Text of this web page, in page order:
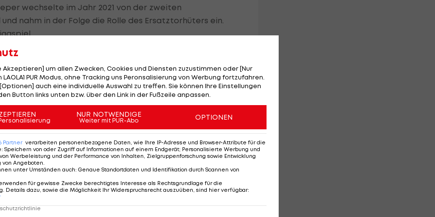
wechselte im Jahr 2021 von der zweiten
nahm in der Folge die Rolle des Ersatztorhüters ein.
alte Wirkungsstätte.
mein Jugend-Traum, Fußball-Profi zu werden, in
Akademie und bei den Amateuren gespielt. Es ist
Jugendverein verwirklichen kann. Ich will
Saison unser großes Ziel, den Aufstieg in die
für die Union Gurten und ist in dieser Saison als
Jahres durfte er sich in der zweiten Runde
Akzeptieren] um allen Zwecken, Cookies und Diensten zuzustimmen oder [Nur
PUR Modus, ohne Tracking uns Peronsalisierung von Werbung fortzufahren.
auch eine individuelle Auswahl zu treffen. Sie können Ihre Einstellungen
Button links unten bzw. über den Link in der Fußzeile anpassen.
NUR NOTWENDIGE
Weiter mit PUR-Abo OPTIONEN
Partner verarbeiten personenbezogene Daten, wie Ihre IP-Adresse und Browser-Attribute für die
: Speichern von oder Zugriff auf Informationen auf einem Endgerät; Personalisierte Werbung und
Werbeleistung und der Performance von Inhalten, Zielgruppenforschung sowie Entwicklung
von Angeboten.
unter Umständen auch: Genaue Standortdaten und Identifikation durch Scannen von
für gewisse Zwecke berechtigtes Interesse als Rechtsgrundlage für die
Details dazu, sowie die Möglichkeit Ihr Widerspruchsrecht auszuüben, sind hier verfügbar: